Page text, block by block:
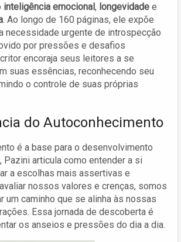
inteligência emocional, longevidade e
. Ao longo de 160 páginas, ele expõe
necessidade urgente de introspecção
por pressões e desafios
encoraja seus leitores a se
suas essências, reconhecendo seu
o controle de suas próprias
do Autoconhecimento
é a base para o desenvolvimento
Pazini articula como entender a si
a escolhas mais assertivas e
nossos valores e crenças, somos
um caminho que se alinha às nossas
Essa jornada de descoberta é
os anseios e pressões do dia a dia.